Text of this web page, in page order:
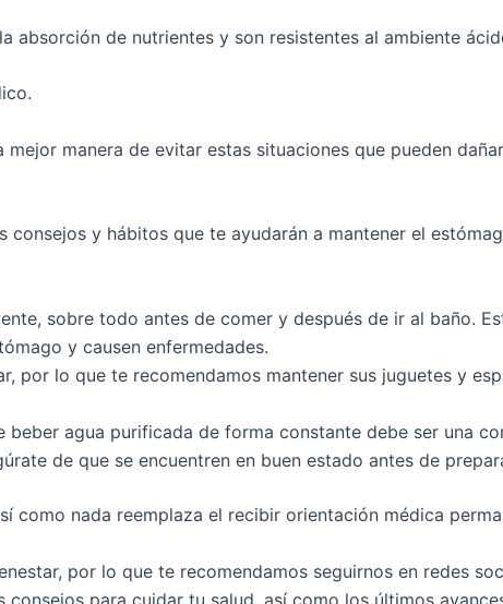
absorción de nutrientes y son resistentes al ambiente
manera de evitar estas situaciones que pueden
y hábitos que te ayudarán a mantener el
sobre todo antes de comer y después de ir al baño.
y causen enfermedades.
por lo que te recomendamos mantener sus juguetes y
beber agua purificada de forma constante debe ser una
de que se encuentren en buen estado antes de
como nada reemplaza el recibir orientación médica
por lo que te recomendamos seguirnos en redes
para cuidar tu salud, así como los últimos